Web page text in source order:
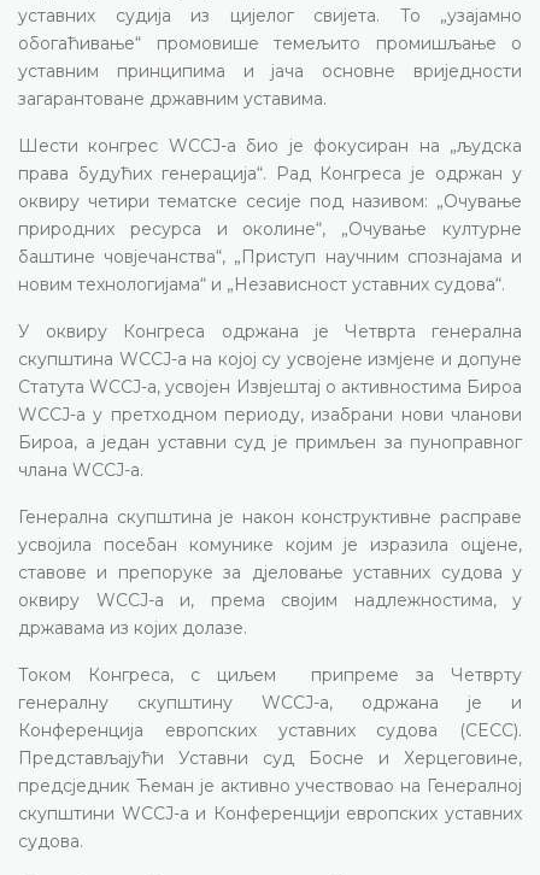
уставних судија из цијелог свијета. То „узајамно
обогаћивање“ промовише темељито промишљање о
уставним принципима и јача основне вриједности
загарантоване државним уставима.
Шести конгрес WCCJ-а био је фокусиран на „људска
права будућих генерација“. Рад Конгреса је одржан у
оквиру четири тематске сесије под називом: „Очување
природних ресурса и околине“, „Очување културне
баштине човјечанства“, „Приступ научним спознајама и
новим технологијама“ и „Независност уставних судова“.
У оквиру Конгреса одржана је Четврта генерална
скупштина WCCJ-а на којој су усвојене измјене и допуне
Статута WCCJ-а, усвојен Извјештај о активностима Бироа
WCCJ-а у претходном периоду, изабрани нови чланови
Бироа, а један уставни суд је примљен за пуноправног
члана WCCJ-а.
Генерална скупштина је након конструктивне расправе
усвојила посебан комунике којим је изразила оцјене,
ставове и препоруке за дјеловање уставних судова у
оквиру WCCJ-а и, према својим надлежностима, у
државама из којих долазе.
Током Конгреса, с циљем припреме за Четврту
генералну скупштину WCCJ-а, одржана је и
Конференција европских уставних судова (CECC).
Представљајући Уставни суд Босне и Херцеговине,
предсједник Ћеман је активно учествовао на Генералној
скупштини WCCJ-а и Конференцији европских уставних
судова.